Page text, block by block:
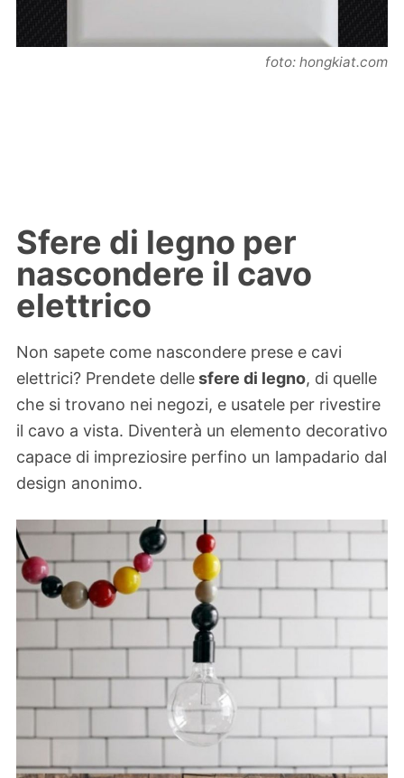
foto: hongkiat.com
Sfere di legno per
nascondere il cavo
elettrico
Non sapete come nascondere prese e cavi
elettrici? Prendete dellesfere di legno, di quelle
che si trovano nei negozi, e usatele per rivestire
il cavo a vista. Diventerà un elemento decorativo
capace di impreziosire perfino un lampadario dal
design anonimo.